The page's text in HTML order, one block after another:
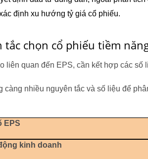
định xu hướng tỷ giá cổ phiếu.
tắc chọn cổ phiếu tiềm
liên quan đến EPS, cần kết hợp các số
càng nhiều nguyên tắc và số liệu để
EPS
kinh doanh